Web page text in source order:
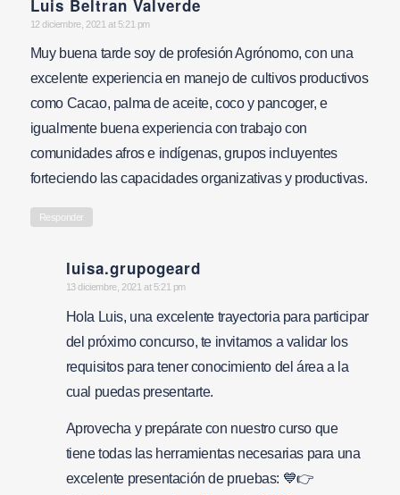
Luis Beltran Valverde
says:
12 diciembre, 2021 at 5:21 pm
Muy buena tarde soy de profesión Agrónomo, con una
excelente experiencia en manejo de cultivos productivos
como Cacao, palma de aceite, coco y pancoger, e
igualmente buena experiencia con trabajo con
comunidades afros e indígenas, grupos incluyentes
forteciendo las capacidades organizativas y productivas.
Responder
luisa.grupogeard
says:
13 diciembre, 2021 at 5:21 pm
Hola Luis, una excelente trayectoria para participar
del próximo concurso, te invitamos a validar los
requisitos para tener conocimiento del área a la
cual puedas presentarte.
Aprovecha y prepárate con nuestro curso que
tiene todas las herramientas necesarias para una
excelente presentación de pruebas: 💙👉